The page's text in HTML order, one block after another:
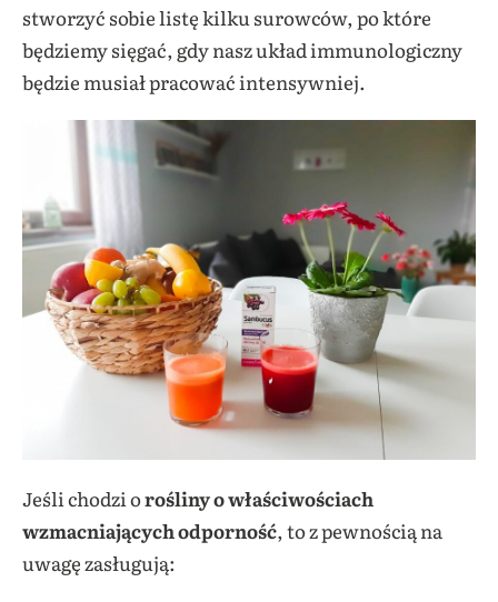
stworzyć sobie listę kilku surowców, po które
będziemy sięgać, gdy nasz układ immunologiczny
będzie musiał pracować intensywniej.
Jeśli chodzi orośliny o właściwościach
wzmacniających odporność, to z pewnością na
uwagę zasługują: